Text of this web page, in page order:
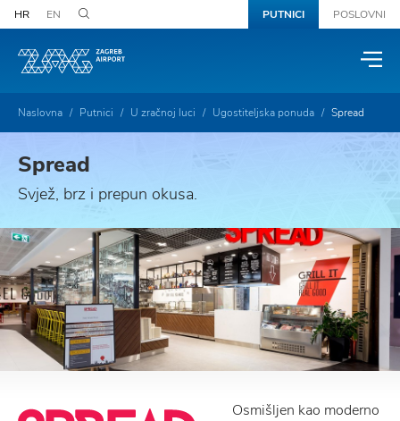
HR EN PUTNICI POSLOVNI
Naslovna Putnici U zračnoj luci Ugostiteljska ponuda Spread
Spread
Svjež, brz i prepun okusa.
Osmišljen kao moderno